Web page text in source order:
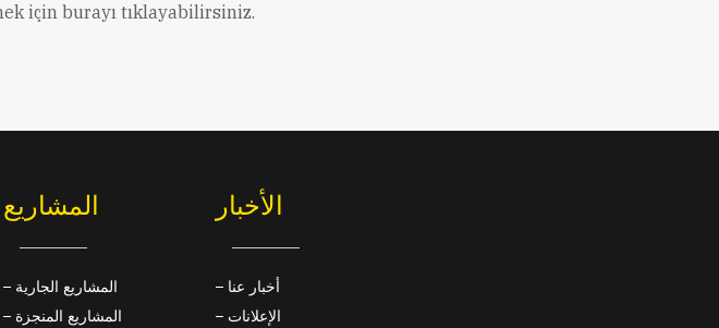
için burayı tıklayabilirsiniz.
المشاريع
المشاريع الجارية
المشاريع المنجزة
الأخبار
أخبار عنا
الإعلانات